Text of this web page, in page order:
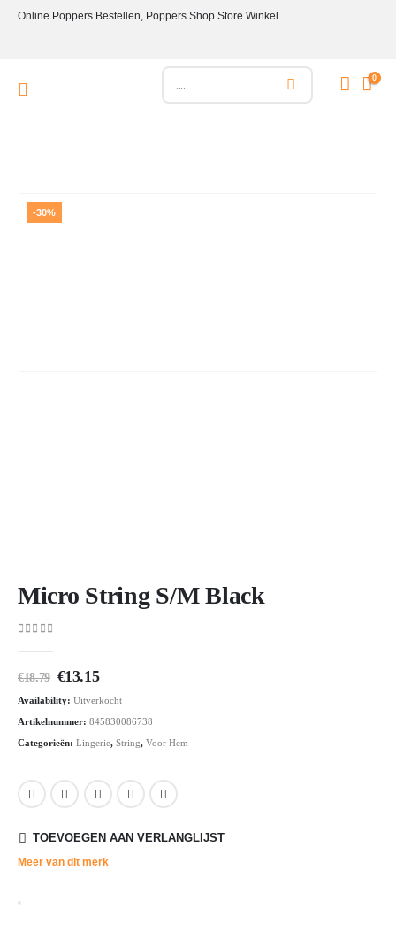
Online Poppers Bestellen, Poppers Shop Store Winkel.
0
-30%
Micro String S/M Black
€18.79 Oorspronkelijke
was:
€18.79.
€13.15Huidige
is:
€13.15.
Availability: Uitverkocht
Artikelnummer: 845830086738
Categorieën: Lingerie, String, Voor Hem
TOEVOEGEN AAN VERLANGLIJST
Meer van dit merk